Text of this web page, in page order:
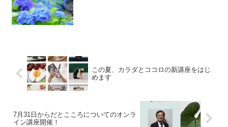
この夏、カラダとココロの新講座をはじ
めます
7月31日からだとこころについてのオンラ
イン講座開催！